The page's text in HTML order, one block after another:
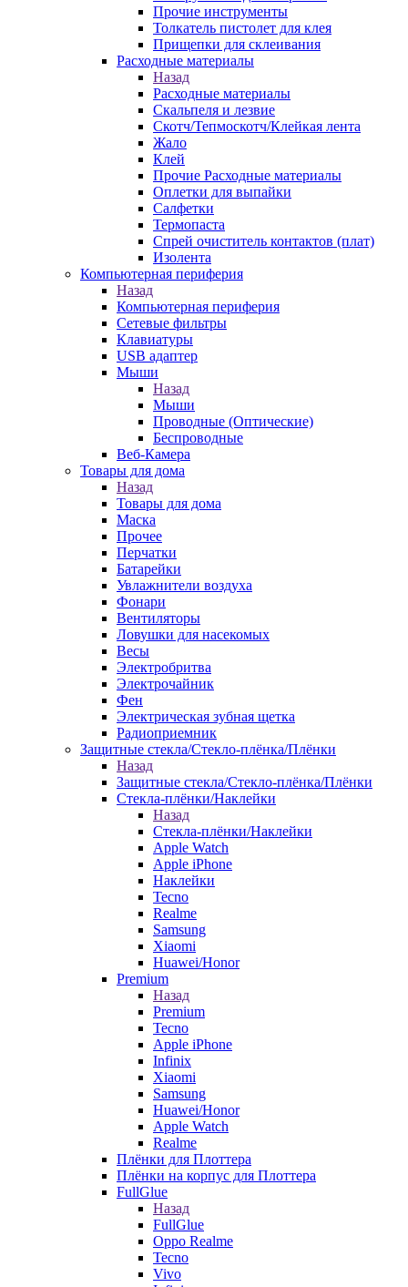
Прочие инструменты
Толкатель пистолет для клея
Прищепки для склеивания
Расходные материалы
Назад
Расходные материалы
Скальпеля и лезвие
Скотч/Тепмоскотч/Клейкая лента
Жало
Клей
Прочие Расходные материалы
Оплетки для выпайки
Салфетки
Термопаста
Спрей очиститель контактов (плат)
Изолента
Компьютерная периферия
Назад
Компьютерная периферия
Сетевые фильтры
Клавиатуры
USB адаптер
Мыши
Назад
Мыши
Проводные (Оптические)
Беспроводные
Веб-Камера
Товары для дома
Назад
Товары для дома
Маска
Прочее
Перчатки
Батарейки
Увлажнители воздуха
Фонари
Вентиляторы
Ловушки для насекомых
Весы
Электробритва
Электрочайник
Фен
Электрическая зубная щетка
Радиоприемник
Защитные стекла/Стекло-плёнка/Плёнки
Назад
Защитные стекла/Стекло-плёнка/Плёнки
Стекла-плёнки/Наклейки
Назад
Стекла-плёнки/Наклейки
Apple Watch
Apple iPhone
Наклейки
Tecno
Realme
Samsung
Xiaomi
Huawei/Honor
Premium
Назад
Premium
Tecno
Apple iPhone
Infinix
Xiaomi
Samsung
Huawei/Honor
Apple Watch
Realme
Плёнки для Плоттера
Плёнки на корпус для Плоттера
FullGlue
Назад
FullGlue
Oppo Realme
Tecno
Vivo